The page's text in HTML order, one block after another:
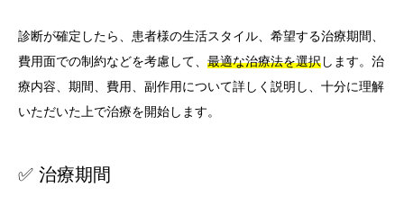
診断が確定したら、患者様の生活スタイル、希望する治療期間、
費用面での制約などを考慮して、 最適な治療法を選択します。治
療内容、期間、費用、副作用について詳しく説明し、十分に理解
いただいた上で治療を開始します。
✅ 治療期間